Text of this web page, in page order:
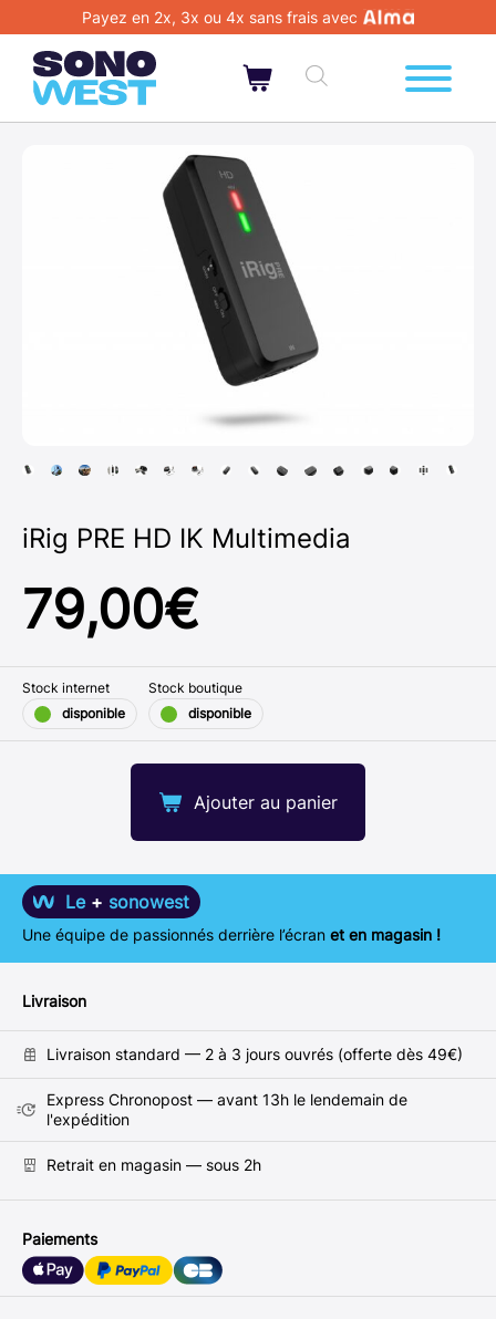
Payez en 2x, 3x ou 4x sans frais avec
iRig PRE HD IK Multimedia
79,00€
Ajouter au panier
Stock internet
disponible
Stock boutique
disponible
Le + sonowest
Une équipe de passionnés derrière l’écran et en magasin !
Livraison
Livraison standard — 2 à 3 jours ouvrés (offerte dès 49€)
Express Chronopost — avant 13h le lendemain de
l'expédition
Retrait en magasin — sous 2h
Paiements